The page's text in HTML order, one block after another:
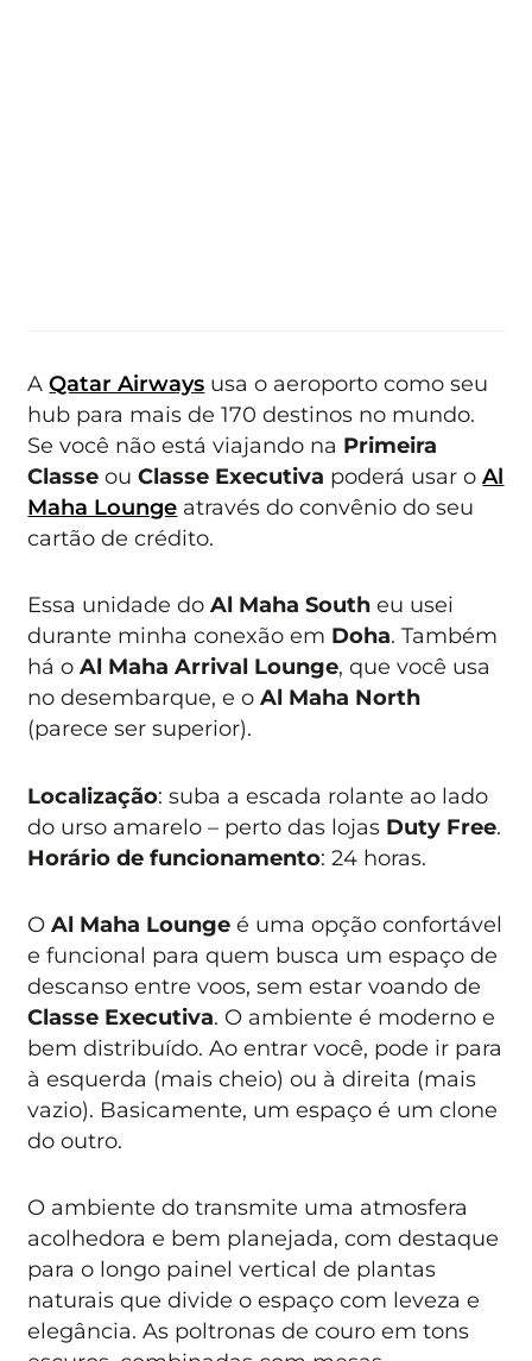
AQatar Airways usa o aeroporto como seu
hub para mais de 170 destinos no mundo.
Se você não está viajando na Primeira
Classe ouClasse Executiva poderá usar oAl
Maha Lounge através do convênio do seu
cartão de crédito.
Essa unidade doAl Maha South eu usei
durante minha conexão em Doha. Também
há oAl Maha Arrival Lounge, que você usa
no desembarque, e oAl Maha North
(parece ser superior).
Localização: suba a escada rolante ao lado
do urso amarelo – perto das lojas Duty Free.
Horário de funcionamento: 24 horas.
OAl Maha Lounge é uma opção confortável
e funcional para quem busca um espaço de
descanso entre voos, sem estar voando de
Classe Executiva. O ambiente é moderno e
bem distribuído. Ao entrar você, pode ir para
à esquerda (mais cheio) ou à direita (mais
vazio). Basicamente, um espaço é um clone
do outro.
O ambiente do transmite uma atmosfera
acolhedora e bem planejada, com destaque
para o longo painel vertical de plantas
naturais que divide o espaço com leveza e
elegância. As poltronas de couro em tons